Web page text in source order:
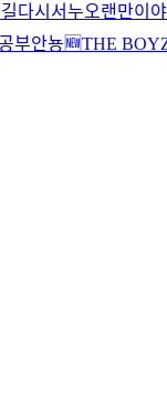
다시 서누오랜만이
부안뇽🆕THE